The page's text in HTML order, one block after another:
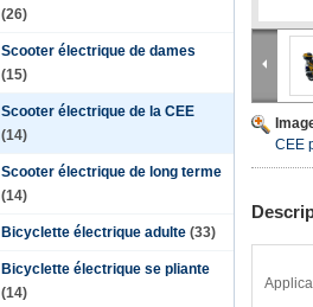
(26)
Scooter électrique de dames
(15)
Scooter électrique de la CEE
(14)
Scooter électrique de long terme
(14)
Bicyclette électrique adulte (33)
Bicyclette électrique se pliante
(14)
CEE